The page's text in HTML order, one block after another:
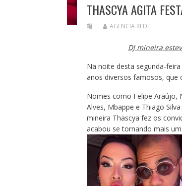
THASCYA AGITA
AGENCIA REDE
DJ mineira
Na noite desta segunda-
anos diversos famosos, que
Nomes como Felipe Araújo,
Alves, Mbappe e Thiago
mineira Thascya fez os
acabou se tornando mais